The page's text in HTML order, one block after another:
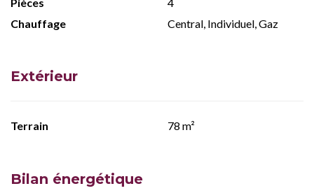
Chauffage
Central, Individuel, Gaz
Extérieur
Terrain 78 m²
Bilan énergétique